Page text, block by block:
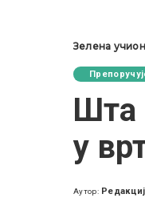
Зелена
Шта
у
Posted
Аутор: